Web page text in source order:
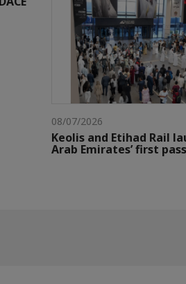
08/07/2026
Keolis and Etihad Rail
Arab Emirates’ first